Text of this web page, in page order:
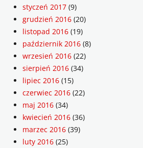
styczeń 2017 (9)
grudzień 2016 (20)
listopad 2016 (19)
październik 2016 (8)
wrzesień 2016 (22)
sierpień 2016 (34)
lipiec 2016 (15)
czerwiec 2016 (22)
maj 2016 (34)
kwiecień 2016 (36)
marzec 2016 (39)
luty 2016 (25)